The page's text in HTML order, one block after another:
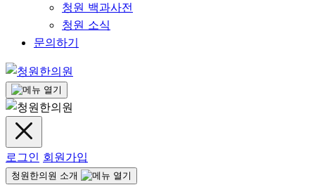
청원 백과사전
청원 소식
문의하기
로그인 회원가입
청원한의원 소개